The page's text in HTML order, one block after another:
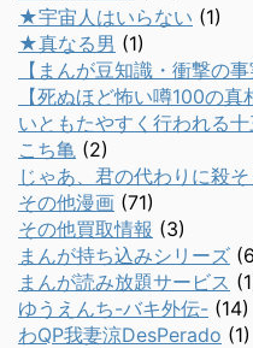
★宇宙人はいらない (1)
★真なる男 (1)
【まんが豆知識・衝撃の事
【死ぬほど怖い噂100の真
いともたやすく行われる
こち亀 (2)
じゃあ、君の代わりに殺
その他漫画 (71)
その他買取情報 (3)
まんが持ち込みシリーズ
まんが読み放題サービス
ゆうえんち-バキ外伝- (14)
わQP我妻涼DesPerado (1)